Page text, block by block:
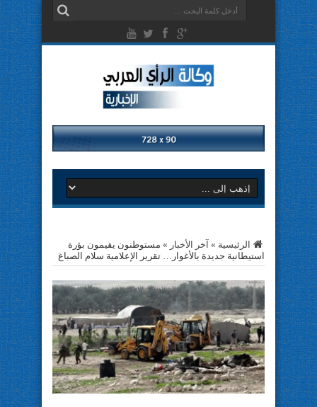
الرئيسية » آخر الأخبار » مستوطنون يقيمون بؤرة
استيطانية جديدة بالأغوار… تقرير الإعلامية سلام الصباغ